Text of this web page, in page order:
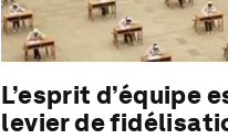
L’esprit d’équipe
levier de